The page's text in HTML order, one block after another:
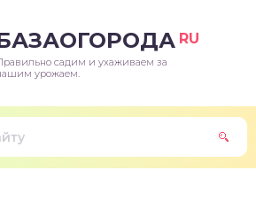
RU
садим и ухаживаем за
урожаем.